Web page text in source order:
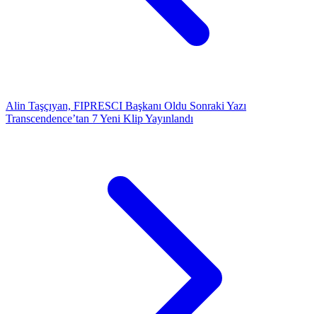
Alin Taşçıyan, FIPRESCI Başkanı Oldu Sonraki Yazı
Transcendence’tan 7 Yeni Klip Yayınlandı